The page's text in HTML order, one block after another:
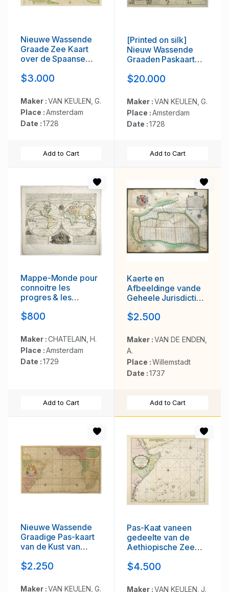
Nieuwe Wassende
Graade Zee Kaart
over de Spaanse
Eyland Cuba in
$3.000
Maker :VAN KEULEN, G.
Place :Amsterdam
Date :1728
Add to Cart
[Printed on silk]
Nieuw Wassende
Graaden Paskaart
bekende Zeekusten
geheelen Aard
Boodem of Werelt
door Gerard van
Keulen. . .
$20.000
Maker :VAN KEULEN, G.
Place :Amsterdam
Date :1728
Add to Cart
Mappe-Monde pour
connoitre les
progres & les
$800
Maker :CHATELAIN, H.
Place :Amsterdam
Date :1729
Add to Cart
Kaerte en
Afbeeldinge vande
Geheele Jurisdictie
Gelegen in de
Marquisaet van
Bergen op den Zoom
$2.500
Maker :VAN DE ENDEN,
A.
Place :Willemstadt
Date :1737
Add to Cart
Nieuwe Wassende
Graadige Pas-kaart
van de Kust van
$2.250
Maker :VAN KEULEN, G.
Pas-Kaat vaneen
gedeelte van de
Aethiopische Zee
Kusten Zanguebar,
een gedeelte van de
$4.500
Maker :VAN KEULEN, J.